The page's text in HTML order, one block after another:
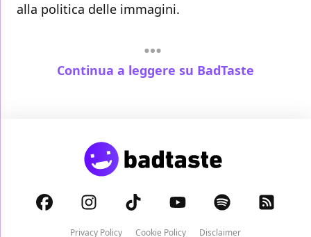
alla politica delle immagini.
Continua a leggere su BadTaste
Privacy Policy Cookie Policy Disclaimer